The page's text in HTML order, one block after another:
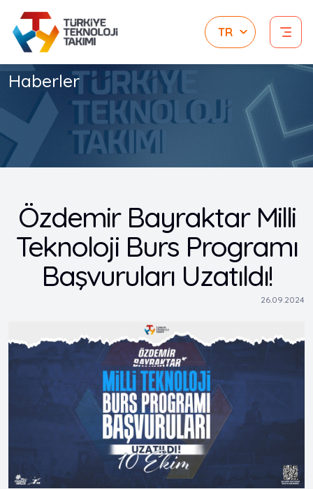
Haberler
Özdemir Bayraktar Milli
Teknoloji Burs Programı
Başvuruları Uzatıldı!
26.09.2024